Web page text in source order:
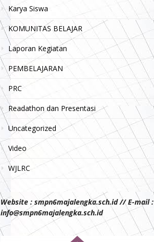
Karya Siswa
KOMUNITAS BELAJAR
Laporan Kegiatan
PEMBELAJARAN
PRC
Readathon dan Presentasi
Uncategorized
Video
WJLRC
Website : smpn6majalengka.sch.id // E-mail :
info@smpn6majalengka.sch.id